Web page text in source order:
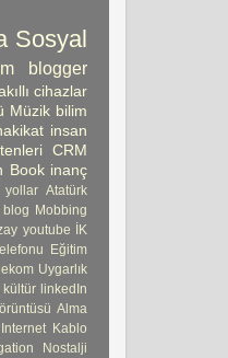
Sosyal
blogger
cihazlar
Müzik bilim
insan
CRM
Book inanç
yollar Atatürk
blog Mobbing
youtube İK
Eğitim
Uygarlık
kültür linkedIn
Alma
Internet Kablo
Nostalji